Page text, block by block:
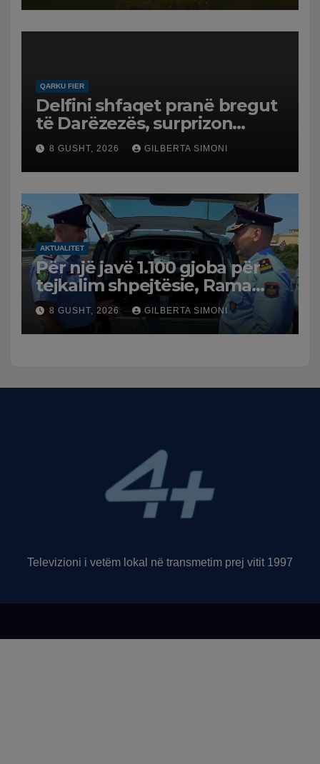
QARKU FIER
Delfini shfaqet pranë bregut
të Darëzezës, surprizon
pushuesit dhe banorët
8 GUSHT, 2026 GILBERTA SIMONI
AKTUALITET
Për një javë 1.100 gjoba për
tejkalim shpejtësie, Rama
publikon videon: Kamerat e
trafikut së shpejti në
funksion
8 GUSHT, 2026 GILBERTA SIMONI
Televizioni i vetëm lokal në transmetim prej vitit 1997